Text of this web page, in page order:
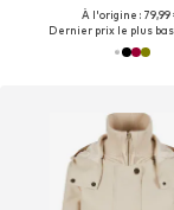
À l'origine : 79,99
Dernier prix le plus bas